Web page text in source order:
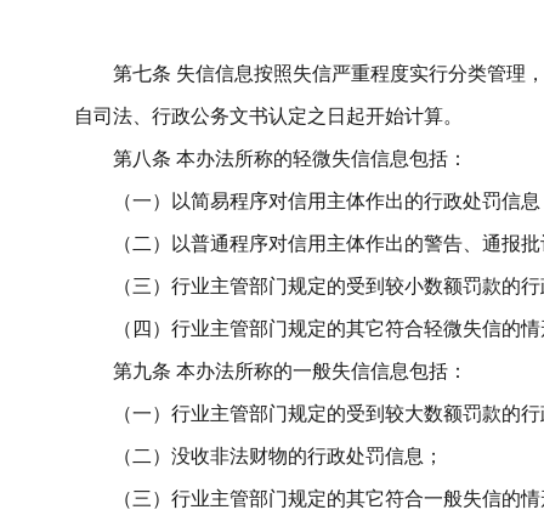
第七条 失信信息按照失信严重程度实行分类管理，
自司法、行政公务文书认定之日起开始计算。
第八条 本办法所称的轻微失信信息包括：
（一）以简易程序对信用主体作出的行政处罚信
（二）以普通程序对信用主体作出的警告、通报
（三）行业主管部门规定的受到较小数额罚款的
（四）行业主管部门规定的其它符合轻微失信的
第九条 本办法所称的一般失信信息包括：
（一）行业主管部门规定的受到较大数额罚款的
（二）没收非法财物的行政处罚信息；
（三）行业主管部门规定的其它符合一般失信的